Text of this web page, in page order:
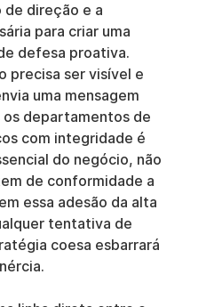
de direção e a
para criar uma
defesa proativa.
precisa ser visível e
uma mensagem
departamentos de
com integridade é
do negócio, não
de conformidade a
essa adesão da alta
tentativa de
coesa esbarrará